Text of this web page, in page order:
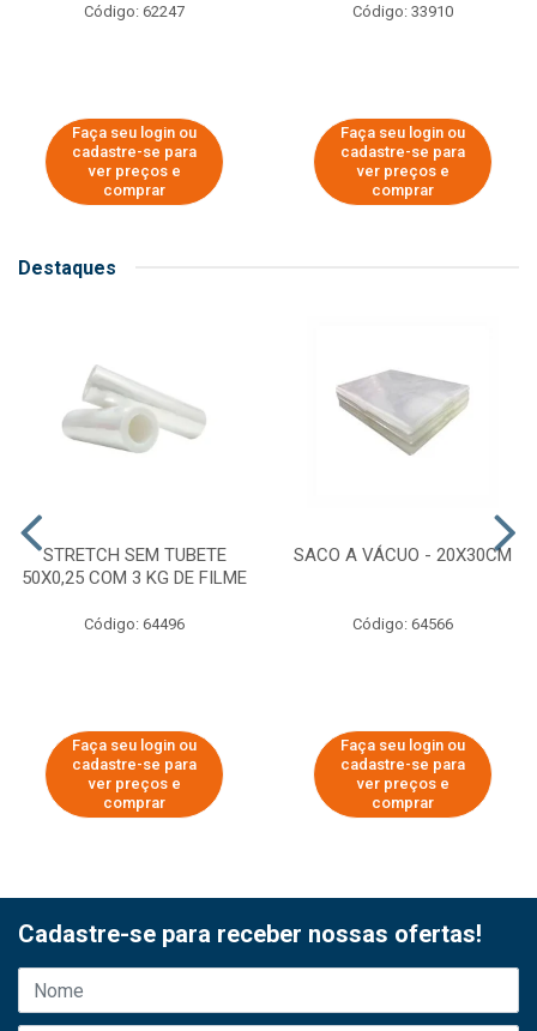
Código: 62247
Faça seu login ou
cadastre-se para
ver preços e
comprar
Código: 33910
Faça seu login ou
cadastre-se para
ver preços e
comprar
Destaques
STRETCH SEM TUBETE
50X0,25 COM 3 KG DE FILME
Código: 64496
Faça seu login ou
cadastre-se para
ver preços e
comprar
SACO A VÁCUO - 20X30CM
Código: 64566
Faça seu login ou
cadastre-se para
ver preços e
comprar
Cadastre-se para receber nossas ofertas!